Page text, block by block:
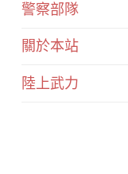
警察部隊
關於本站
陸上武力